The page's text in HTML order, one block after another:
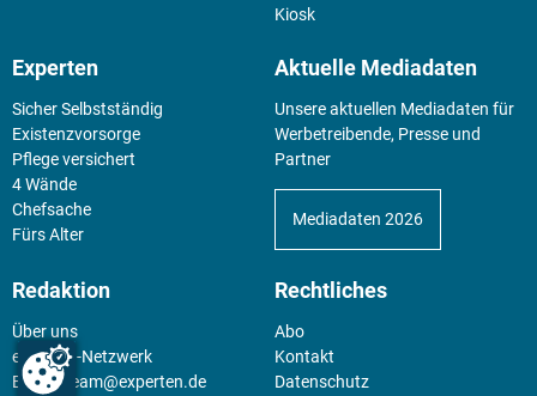
Kiosk
Experten
Sicher Selbstständig
Existenz­vorsorge
Pflege versichert
4 Wände
Chefsache
Fürs Alter
Aktuelle Mediadaten
Unsere aktuellen Mediadaten für
Werbetreibende, Presse und
Partner
Mediadaten 2026
Redaktion
Über uns
experten-Netzwerk
E-Mail:
team@experten.de
Rechtliches
Abo
Kontakt
Datenschutz